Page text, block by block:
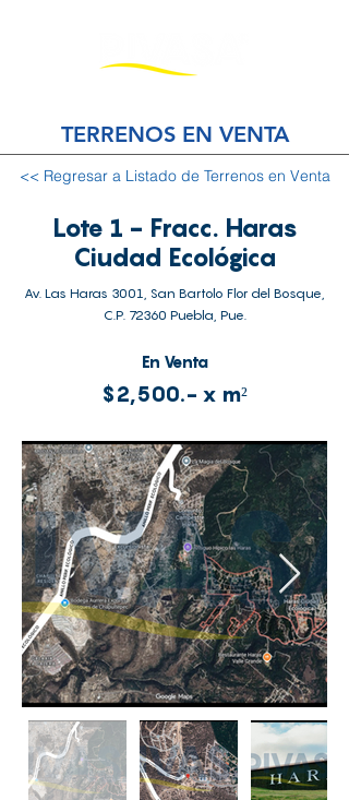
TERRENOS EN VENTA
<< Regresar a Listado de Terrenos en Venta
Lote 1 - Fracc. Haras
Ciudad Ecológica
Av. Las Haras 3001, San Bartolo Flor del Bosque,
C.P. 72360 Puebla, Pue.
En Venta
$2,500.- x m²